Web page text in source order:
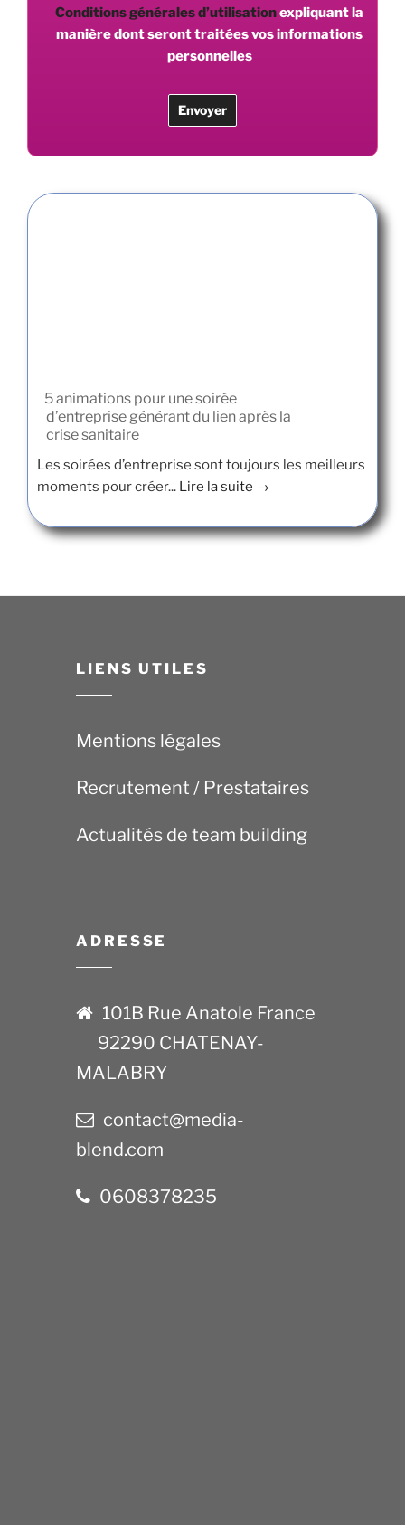
Conditions générales d’utilisationexpliquant la
manière dont seront traitées vos informations
personnelles
5 animations pour une soirée
d’entreprise générant du lien après la
crise sanitaire
Les soirées d’entreprise sont toujours les meilleurs
moments pour créer... Lire la suite →
LIENS UTILES
Mentions légales
Recrutement / Prestataires
Actualités de team building
ADRESSE
101B Rue Anatole France
92290 CHATENAY-
MALABRY
contact@media-
blend.com
0608378235